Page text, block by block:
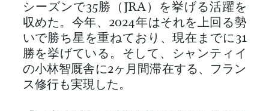
シーズンで35勝（JRA）を挙げる活躍を
収めた。今年、2024年はそれを上回る勢
いで勝ち星を重ねており、現在までに31
勝を挙げている。そして、シャンティイ
の小林智厩舎に2ヶ月間滞在する、フラン
ス修行も実現した。